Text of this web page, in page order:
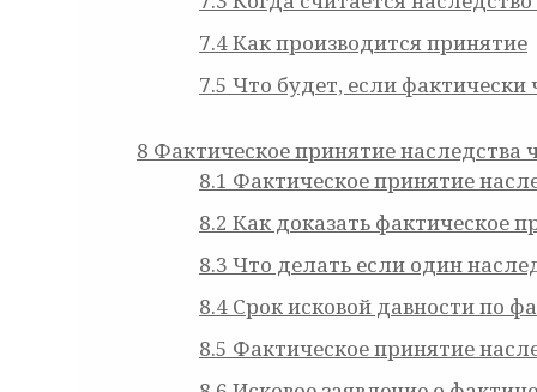
7.4Как производится принятие
7.5 Что будет, если
8 Фактическое принятие наследства
8.1 Фактическое принятие
8.2 Как доказать фактическое
8.3 Что делать если один
8.4 Срок исковой давности по
8.5 Фактическое принятие